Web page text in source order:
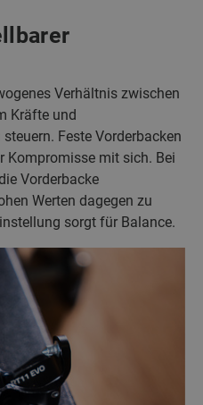
Verhältnis zwischen
Kräfte und
Feste Vorderbacken
Kompromisse mit sich. Bei
Vorderbacke
Werten dagegen zu
sorgt für Balance.